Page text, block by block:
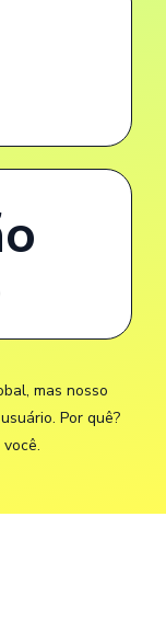
mas nosso
Por quê?